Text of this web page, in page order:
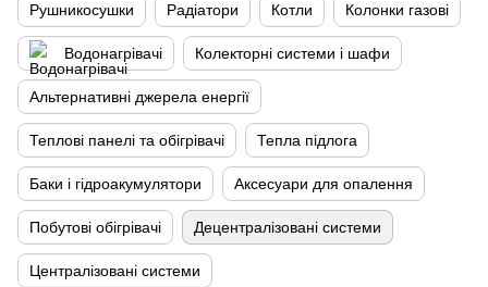
Рушникосушки Радіатори Котли Колонки газові
Водонагрівачі Колекторні системи і шафи
Альтернативні джерела енергії
Теплові панелі та обігрівачі Тепла підлога
Баки і гідроакумулятори Аксесуари для опалення
Побутові обігрівачі Децентралізовані системи
Централізовані системи